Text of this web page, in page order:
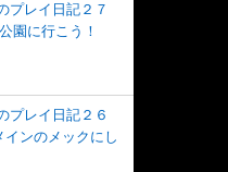
プレイ日記２７
園に行こう！
プレイ日記２６
インのメックにし